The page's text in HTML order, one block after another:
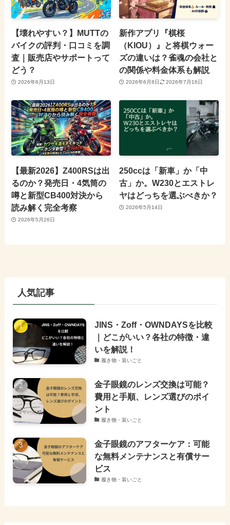
【壊れやすい？】MUTTの
バイクの評判・口コミを調
査｜販売店やサポートって
どう？
2026年6月13日
新作アプリ『棋桜
（KIOU）』と将棋ウォー
ズの違いは？雀魂の会社と
の関係や料金体系も解説
2026年6月8日 2026年7月16日
【最新2026】Z400RSは出
るのか？発売日・4気筒の
噂と新型CB400対決から
読み解く完全考察
2026年5月26日
250ccは「新車」か「中
古」か。W230とエストレ
ヤはどっちを選ぶべきか？
2026年5月14日
人気記事
JINS・Zoff・OWNDAYSを比較
｜どこがいい？各社の特徴・違
いを解説！
履き物・装いごと
金子眼鏡のレンズ交換は可能？
費用と手順、レンズ選びのポイ
ント
履き物・装いごと
金子眼鏡のアフターケア：可能
な無料メンテナンスと有償サー
ビス
履き物・装いごと